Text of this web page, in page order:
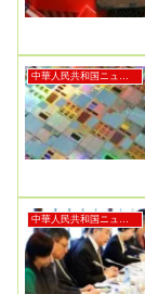
中華人民共和国ニュース